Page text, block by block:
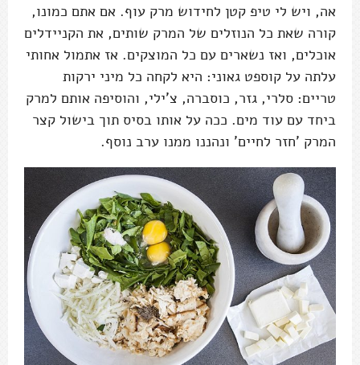
אה, ויש לי טיפ קטן לחידוש מרק עוף. אם אתם כמונו,
קורה שאת כל הנוזלים של המרק שותים, את הקניידלים
אוכלים, ואז נשארים עם כל המוצקים. אז אתמול אחותי
עלתה על קוספט גאוני: היא לקחה כל מיני ירקות
טריים: סלרי, גזר, כוסברה, צ'ילי, והוסיפה אותם למרק
ביחד עם עוד מים. ככה על אותו בסיס תוך בישול קצר
המרק 'חזר לחיים' ונהננו ממנו ערב נוסף.